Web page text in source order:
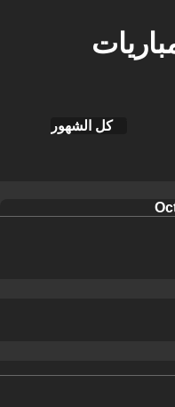
كل الشهور